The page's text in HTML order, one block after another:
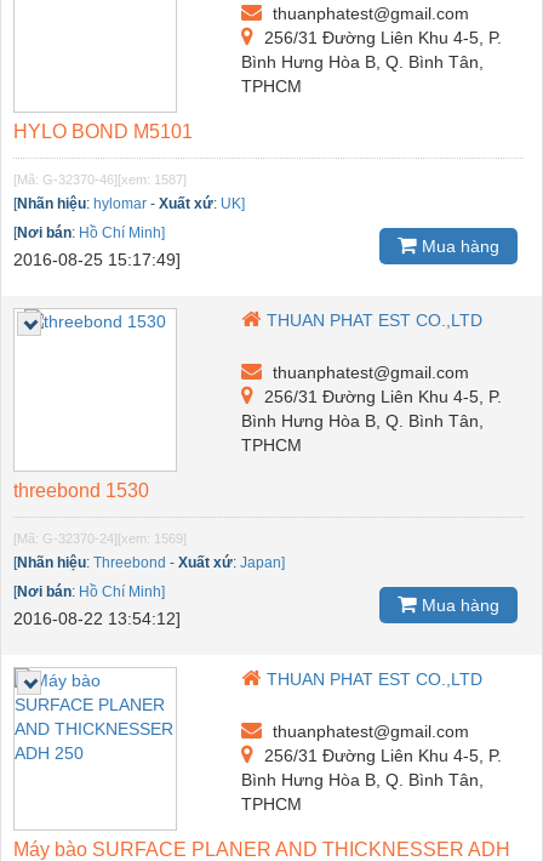
thuanphatest@gmail.com
256/31 Đường Liên Khu 4-5, P.
Bình Hưng Hòa B, Q. Bình Tân,
TPHCM
HYLO BOND M5101
[Mã: G-32370-46][xem: 1587]
[Nhãn hiệu: hylomar - Xuất xứ: UK]
[Nơi bán: Hồ Chí Minh]
2016-08-25 15:17:49]
Mua hàng
THUAN PHAT EST CO.,LTD
thuanphatest@gmail.com
256/31 Đường Liên Khu 4-5, P.
Bình Hưng Hòa B, Q. Bình Tân,
TPHCM
threebond 1530
[Mã: G-32370-24][xem: 1569]
[Nhãn hiệu: Threebond - Xuất xứ: Japan]
[Nơi bán: Hồ Chí Minh]
2016-08-22 13:54:12]
Mua hàng
THUAN PHAT EST CO.,LTD
thuanphatest@gmail.com
256/31 Đường Liên Khu 4-5, P.
Bình Hưng Hòa B, Q. Bình Tân,
TPHCM
Máy bào SURFACE PLANER AND THICKNESSER ADH